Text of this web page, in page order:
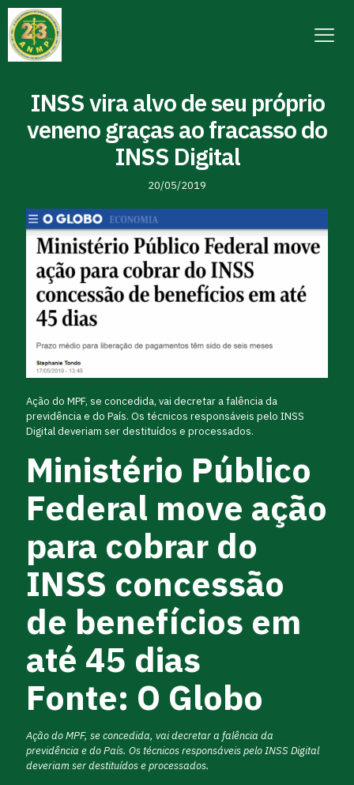
INSS vira alvo de seu próprio
veneno graças ao fracasso do
INSS Digital
20/05/2019
Ação do MPF, se concedida, vai decretar a falência da
previdência e do País. Os técnicos responsáveis pelo INSS
Digital deveriam ser destituídos e processados.
Ministério Público
Federal move ação
para cobrar do
INSS concessão
de benefícios em
até 45 dias
Fonte: O Globo
Ação do MPF, se concedida, vai decretar a falência da
previdência e do País. Os técnicos responsáveis pelo INSS Digital
deveriam ser destituídos e processados.